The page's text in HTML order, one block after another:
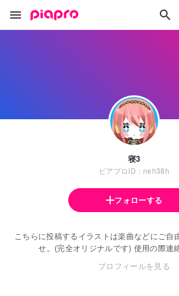
寝3
ピアプロID：neh38h
フォローする
こちらに投稿するイラストは楽曲などにご自
せ。(完全オリジナルです) 使用の際連
プロフィールを見る